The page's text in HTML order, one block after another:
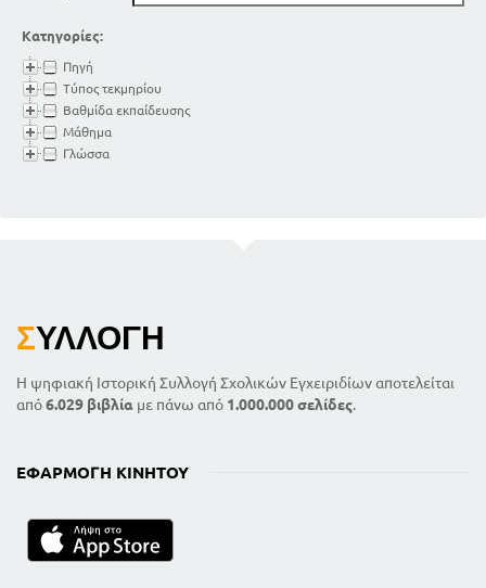
Κατηγορίες:
Πηγή
Τύπος τεκμηρίου
Βαθμίδα εκπαίδευσης
Μάθημα
Γλώσσα
ΣΥΛΛΟΓΉ
Η ψηφιακή Ιστορική Συλλογή Σχολικών Εγχειριδίων αποτελείται
από6.029 βιβλία με πάνω από 1.000.000 σελίδες.
ΕΦΑΡΜΟΓΉ ΚΙΝΗΤΟΎ